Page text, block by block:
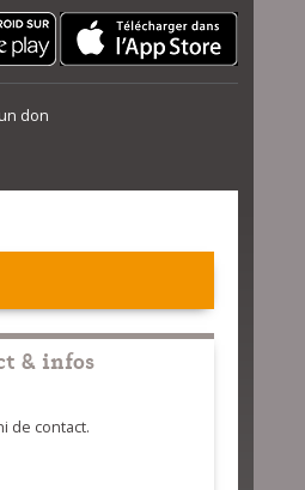
don
& infos
de contact.